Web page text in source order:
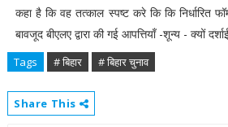
कहा है कि वह तत्काल स्पष्ट करे कि कि निर्धारित
बावजूद बीएलए द्वारा की गई आपत्तियाँ -शून्य - क्यों
Tags # बिहार # बिहार चुनाव
Share This